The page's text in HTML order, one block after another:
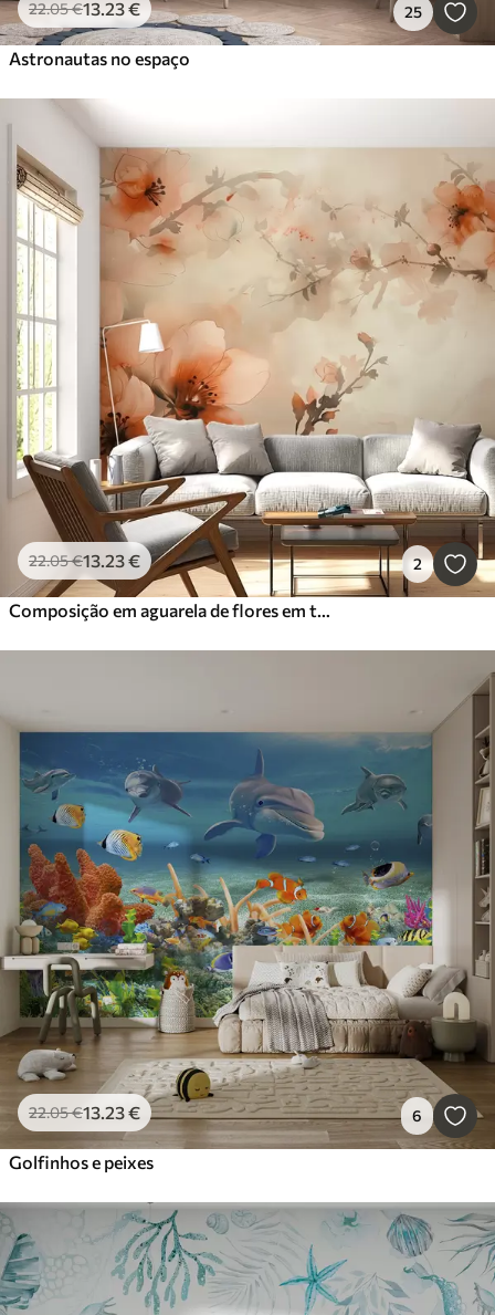
22.05€13.23€ 25
Astronautas no espaço
22.05€13.23€ 2
Composição em aguarela de flores em tons quentes de pêssego e laranja
22.05€13.23€ 6
Golfinhos e peixes